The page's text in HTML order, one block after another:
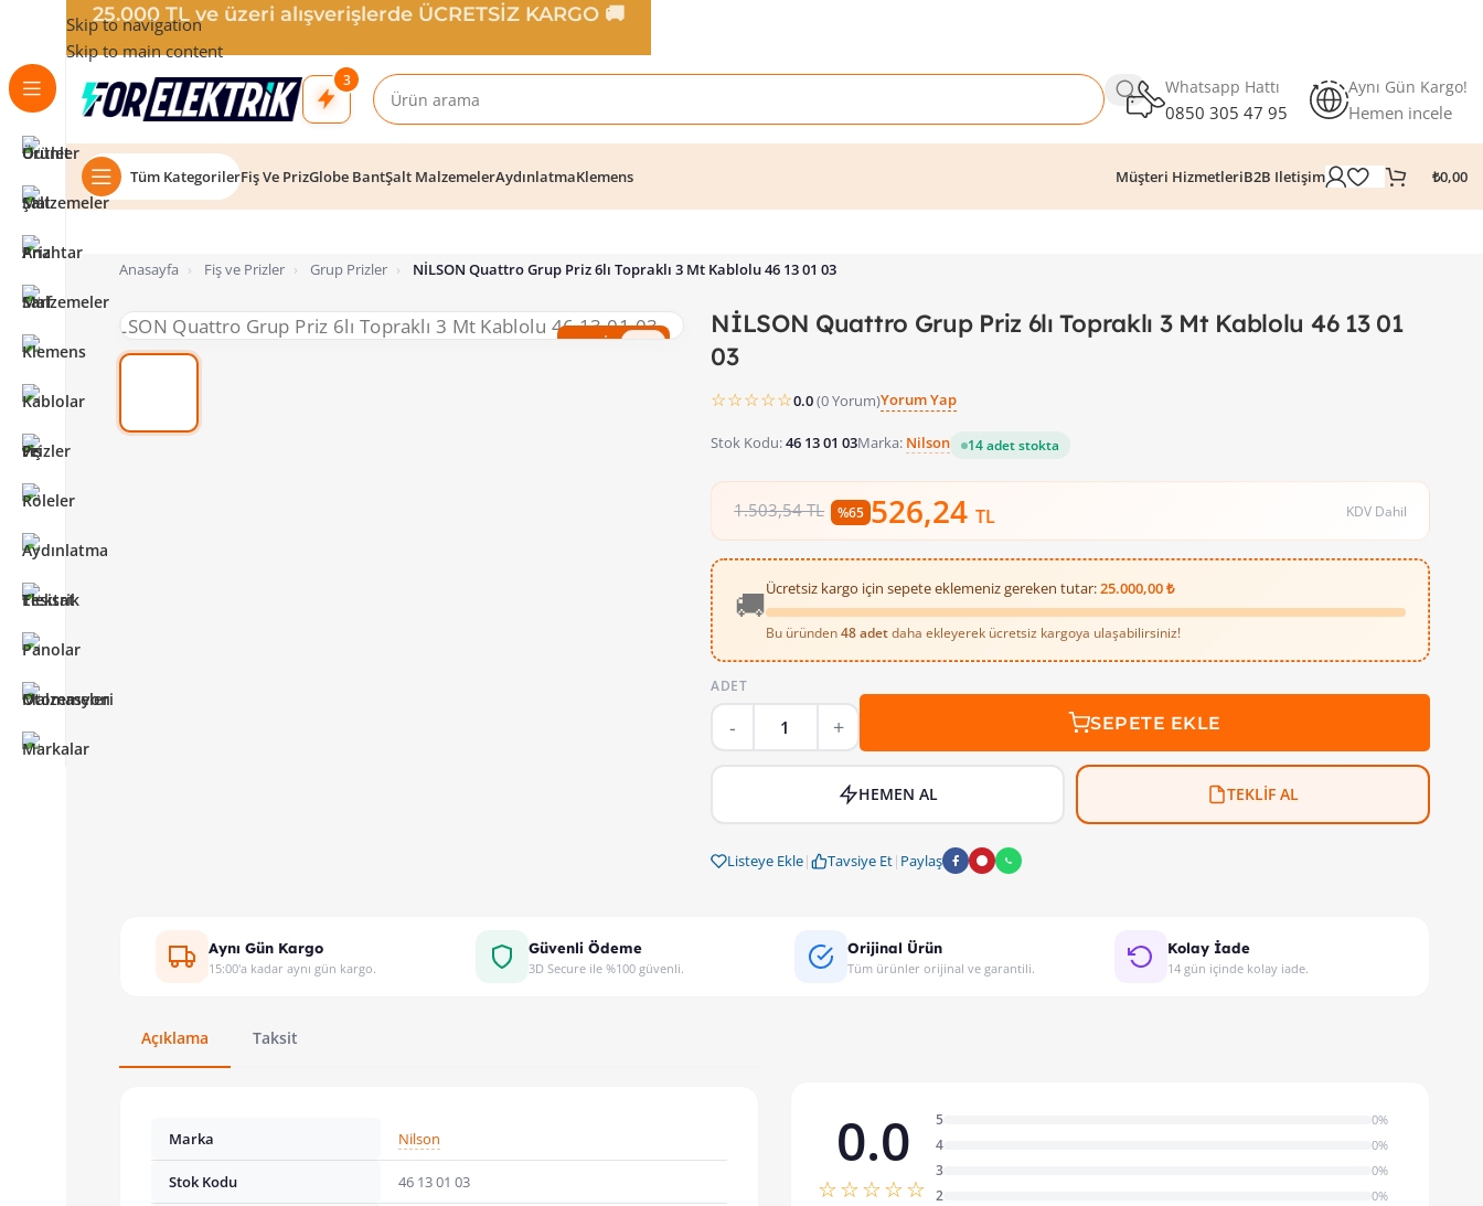
Skip to navigation
Skip to main content
3 Whatsapp Hattı
0850 305 47 95
Aynı Gün Kargo!
Hemen incele
Tüm KategorilerFiş Ve PrizGlobe BantŞalt MalzemelerAydınlatmaKlemens Müşteri HizmetleriB2B Iletişim ₺0,00
Anasayfa › Fiş ve Prizler › Grup Prizler › NİLSON Quattro Grup Priz 6lı Topraklı 3 Mt Kablolu 46 13 01 03
%65 İndirim
NİLSON Quattro Grup Priz 6lı Topraklı 3 Mt Kablolu 46 13 01
03
☆☆☆☆☆0.0(0 Yorum)Yorum Yap
Stok Kodu:46 13 01 03Marka: Nilson 14 adet stokta
1.503,54 TL %65 526,24TL KDV Dahil
🚚Ücretsiz kargo için sepete eklemeniz gereken tutar:25.000,00 ₺
Bu üründen 48 adetdaha ekleyerek ücretsiz kargoya ulaşabilirsiniz!
ADET
SEPETE EKLE
HEMEN AL TEKLİF AL
Listeye Ekle| Tavsiye Et| Paylaş
Aynı Gün Kargo
15:00'a kadar aynı gün kargo.
Güvenli Ödeme
3D Secure ile %100 güvenli.
Orijinal Ürün
Tüm ürünler orijinal ve garantili.
Kolay İade
14 gün içinde kolay iade.
Açıklama Taksit
Marka Nilson
Stok Kodu 46 13 01 03
0.0
☆☆☆☆☆
5 0%
4 0%
3 0%
2 0%
25.000 TL ve üzeri alışverişlerde ÜCRETSİZ KARGO 🚚